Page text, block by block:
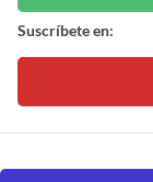
Suscríbete en: